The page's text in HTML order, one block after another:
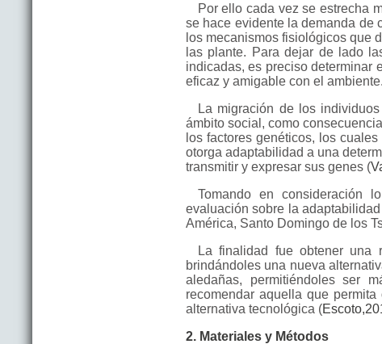
Por ello cada vez se estrecha
se hace evidente la demanda de
los mecanismos fisiológicos que
las plante. Para dejar de lado
indicadas, es preciso determinar
eficaz y amigable con el ambiente.
La migración de los
ámbito social, como
los factores genéticos, los
otorga adaptabilidad a una
transmitir y expresar sus genes (
Tomando en consideración
evaluación sobre la
América, Santo Domingo de los
La finalidad fue obtener una
brindándoles una nueva
aledañas, permitiéndoles ser
recomendar aquella que
alternativa tecnológica (
2. Materiales y Métodos